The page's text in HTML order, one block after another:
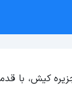
کیش، با